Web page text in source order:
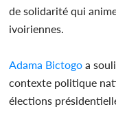
de solidarité qui
ivoiriennes.
Adama Bictogo a
contexte politique
élections